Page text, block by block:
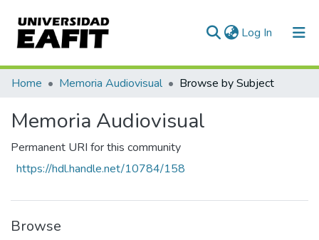
Log In (current)
Communities & Collections
Home Memoria Audiovisual Browse by Subject
Memoria Audiovisual
Permanent URI for this community
https://hdl.handle.net/10784/158
Browse